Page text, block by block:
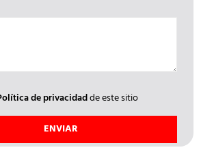
de privacidadde este sitio